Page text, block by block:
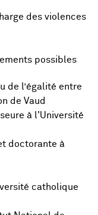
des violences
possibles
de l’égalité entre
de Vaud
à l'Université
doctorante à
catholique